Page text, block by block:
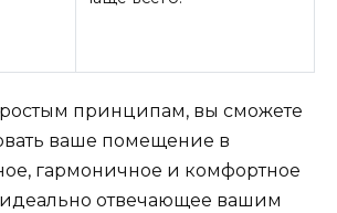
принципам, вы сможете
ваше помещение в
гармоничное и комфортное
идеально отвечающее вашим